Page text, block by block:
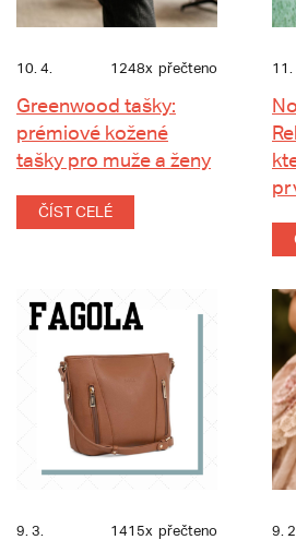
10. 4. 1248x přečteno
Greenwood tašky:
prémiové kožené
tašky pro muže a ženy
ČÍST CELÉ
11.
9. 3. 1415x přečteno 9.